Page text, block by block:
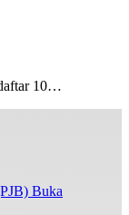
10…